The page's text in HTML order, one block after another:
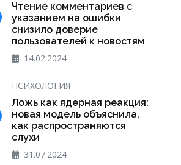
Чтение комментариев с
указанием на ошибки
снизило доверие
пользователей к новостям
14.02.2024
ПСИХОЛОГИЯ
Ложь как ядерная реакция:
новая модель объяснила,
как распространяются
слухи
31.07.2024